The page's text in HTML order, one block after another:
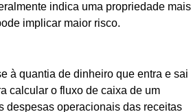
indica uma propriedade mais
implicar maior risco.
à quantia de dinheiro que entra e sai
calcular o fluxo de caixa de um
despesas operacionais das receitas